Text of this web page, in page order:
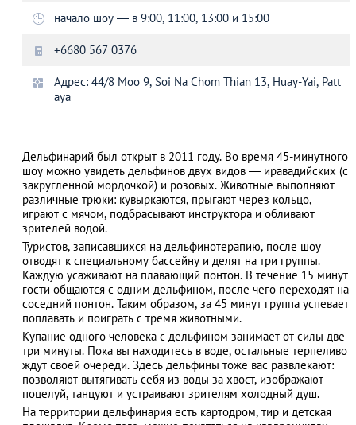
АЗАД
начало шоу — в 9:00, 11:00, 13:00 и 15:00
+6680 567 0376
Адрес: 44/8 Moo 9, Soi Na Chom Thian 13, Huay-Yai, Patt
aya
Дельфинарий был открыт в 2011 году. Во время 45-минутного
шоу можно увидеть дельфинов двух видов — иравадийских (с
закругленной мордочкой) и розовых. Животные выполняют
различные трюки: кувыркаются, прыгают через кольцо,
играют с мячом, подбрасывают инструктора и обливают
зрителей водой.
Туристов, записавшихся на дельфинотерапию, после шоу
отводят к специальному бассейну и делят на три группы.
Каждую усаживают на плавающий понтон. В течение 15 минут
гости общаются с одним дельфином, после чего переходят на
соседний понтон. Таким образом, за 45 минут группа успевает
поплавать и поиграть с тремя животными.
Купание одного человека с дельфином занимает от силы две-
три минуты. Пока вы находитесь в воде, остальные терпеливо
ждут своей очереди. Здесь дельфины тоже вас развлекают:
позволяют вытягивать себя из воды за хвост, изображают
поцелуй, танцуют и устраивают зрителям холодный душ.
На территории дельфинария есть картодром, тир и детская